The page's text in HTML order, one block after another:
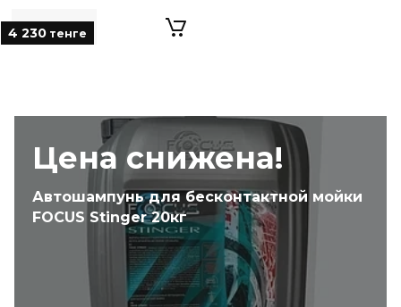
Цена снижена!
Автошампунь для бесконтактной мойки
FOCUS Stinger 20кг
4 230 тенге